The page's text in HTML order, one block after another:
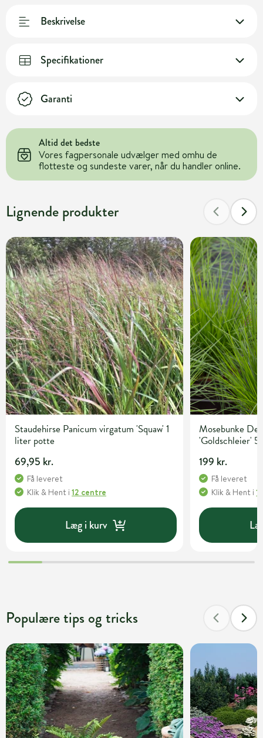
Beskrivelse
Specifikationer
Garanti
Altid det bedste
Vores fagpersonale udvælger med omhu de
flotteste og sundeste varer, når du handler online.
Lignende produkter
Staudehirse Panicum virgatum 'Squaw' 1
liter potte
69,95 kr.
Få leveret
Klik & Hent i 12 centre
Læg i kurv
Mosebunke
'Goldschleier'
199 kr.
Få leveret
Klik & Hent i
Populære tips og tricks